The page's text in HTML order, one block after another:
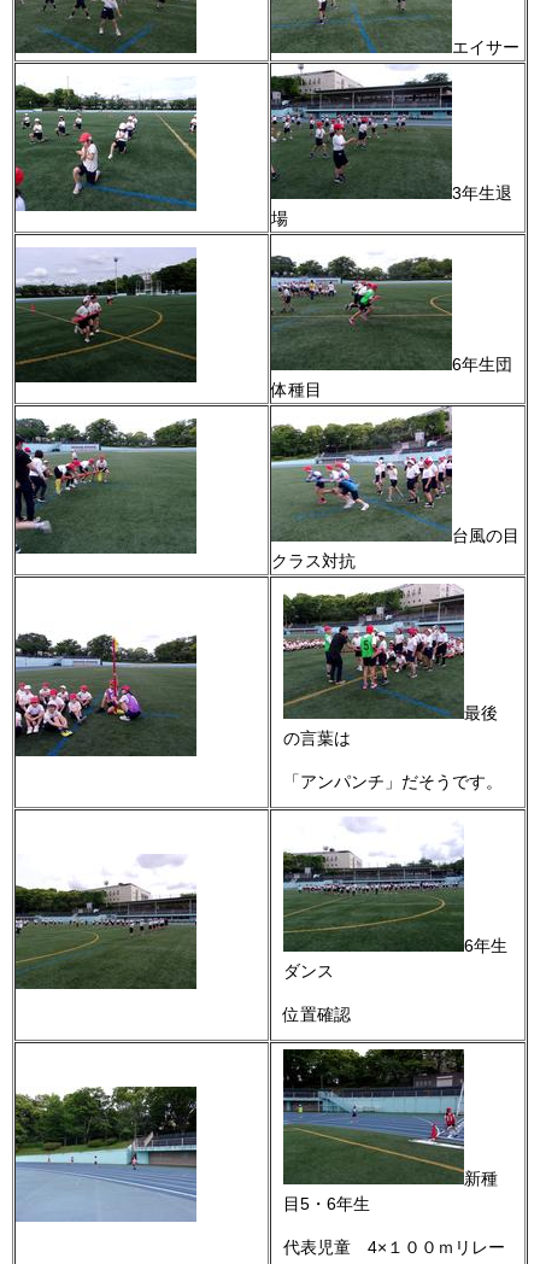
エイサー
3年生退
場
6年生団
体種目
台風の目
クラス対抗
最後
の言葉は
「アンパンチ」だそうです。
6年生
ダンス
位置確認
新種
目5・6年生
代表児童 4×１００ｍリレー